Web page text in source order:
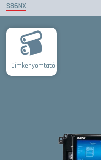
S86NX
Címkenyomtatók